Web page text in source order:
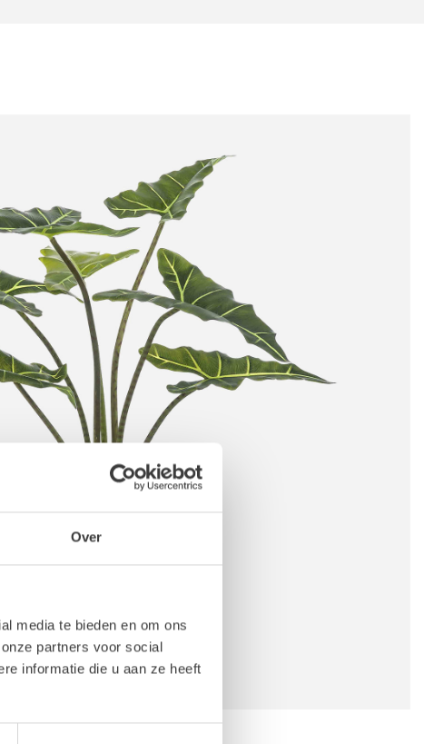
Over
media te bieden en om ons
partners voor social
informatie die u aan ze heeft